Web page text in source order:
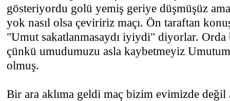
gösteriyordu golü yemiş geriye düşmüşüz
yok nasıl olsa çeviririz maçı. Ön taraftan
"Umut sakatlanmasaydı iyiydi" diyorlar. Orda
çünkü umudumuzu asla kaybetmeyiz
olmuş.
Bir ara aklıma geldi maç bizim evimizde